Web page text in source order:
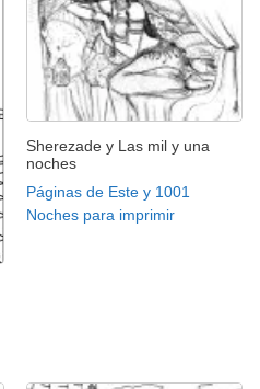
Sherezade y Las mil y una
noches
Páginas de Este y 1001
Noches para imprimir